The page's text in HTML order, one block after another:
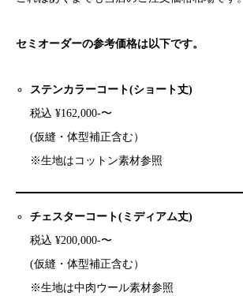
セミオーダーの参考価格は以下です。
ステンカラーコート(ショート丈)
税込 ¥162,000-〜
(仮縫・体型補正含む）
※生地はコットン素材参照
チェスターコート(ミディアム丈)
税込 ¥200,000-〜
(仮縫・体型補正含む）
※生地は中肉ウール素材参照